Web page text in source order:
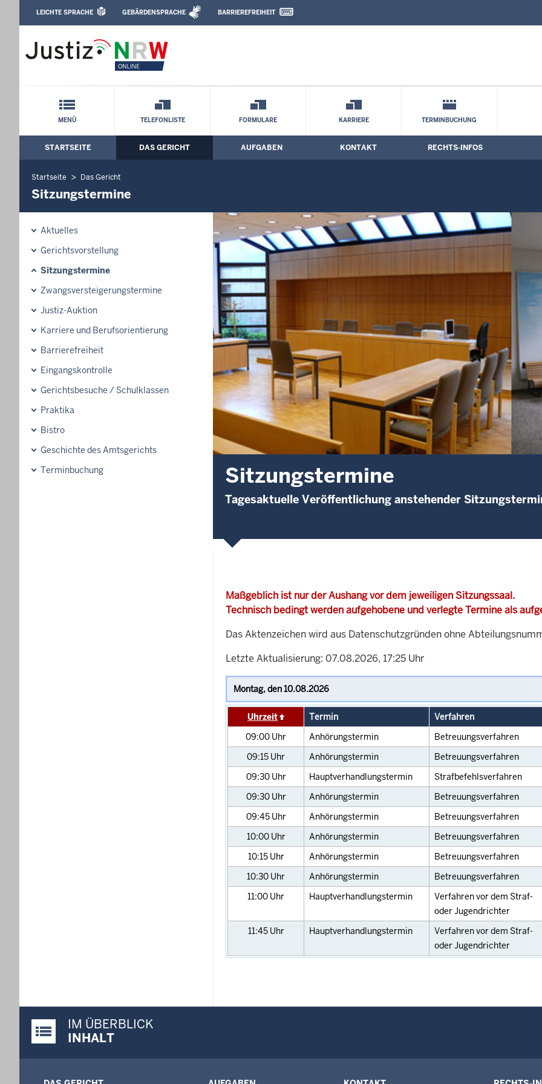
Amtsgericht Minden: Sitzungstermine
Leichte Sprache, Gebärdensprachenvideo und Kontaktformular
LEICHTE SPRACHE GEBÄRDENSPRACHE BARRIEREFREIHEIT
Schnellnavigation mit Volltext-Suche
MENÜ TELEFONLISTE FORMULARE KARRIERE TERMINBUCHUNG
Hauptmenü: Hauptnavigation
STARTSEITE DAS GERICHT AUFGABEN KONTAKT RECHTS-INFOS
Startseite Das Gericht
Sitzungstermine
Aktuelles
Gerichtsvorstellung
Sitzungstermine
Zwangsversteigerungs­termine
Justiz-Auktion
Karriere und Berufsorientierung
Barrierefreiheit
Eingangskontrolle
Gerichtsbesuche / Schulklassen
Praktika
Bistro
Geschichte des Amtsgerichts
Terminbuchung
Sitzungstermine
Tagesaktuelle Veröffentlichung anstehender
Maßgeblich ist nur der Aushang vor dem jeweiligen Sitzungssaal.
Technisch bedingt werden aufgehobene und verlegte Termine als
Das Aktenzeichen wird aus Datenschutzgründen ohne
Letzte Aktualisierung: 07.08.2026, 17:25 Uhr
Uhrzeit Termin
Verfahren
09:00 Uhr Anhörungstermin
Betreuungsverfahren
09:15 Uhr Anhörungstermin
Betreuungsverfahren
09:30 Uhr Hauptverhandlungstermin
Strafbefehlsverfahren
09:30 Uhr Anhörungstermin
Betreuungsverfahren
09:45 Uhr Anhörungstermin
Betreuungsverfahren
10:00 Uhr Anhörungstermin
Betreuungsverfahren
10:15 Uhr Anhörungstermin
Betreuungsverfahren
10:30 Uhr Anhörungstermin
Betreuungsverfahren
11:00 Uhr Hauptverhandlungstermin
Verfahren vor dem Straf-
oder Jugendrichter
11:45 Uhr Hauptverhandlungstermin
Verfahren vor dem Straf-
oder Jugendrichter
Justiz-Portal im Überblick:
IM ÜBERBLICK
INHALT